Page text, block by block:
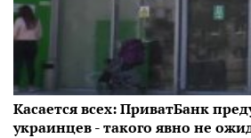
Касается всех: ПриватБанк
украинцев - такого явно не